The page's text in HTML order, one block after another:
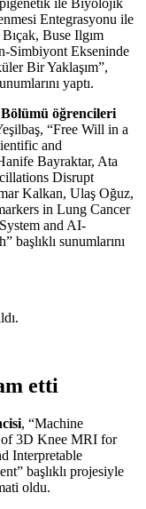
ile Biyolojik
Entegrasyonu ile
Buse Ilgım
Simbiyont Ekseninde
Bir Yaklaşım”,
yaptı.
öğrencileri
“Free Will in a
and
Bayraktar, Ata
Disrupt
Kalkan, Ulaş Oğuz,
in Lung Cancer
and AI-
başlıklı sunumlarını
etti
, “Machine
of 3D Knee MRI for
Interpretable
başlıklı projesiyle
oldu.